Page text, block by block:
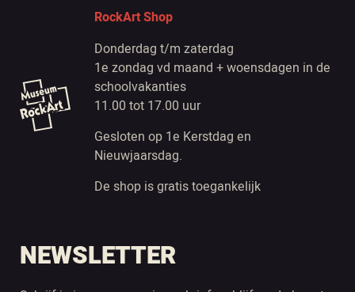
RockArt Shop
Donderdag t/m zaterdag
1e zondag vd maand + woensdagen in de
schoolvakanties
11.00 tot 17.00 uur
Gesloten op 1e Kerstdag en
Nieuwjaarsdag.
De shop is gratis toegankelijk
NEWSLETTER